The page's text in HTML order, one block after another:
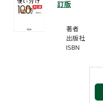
訂版
著者
出版社
ISBN